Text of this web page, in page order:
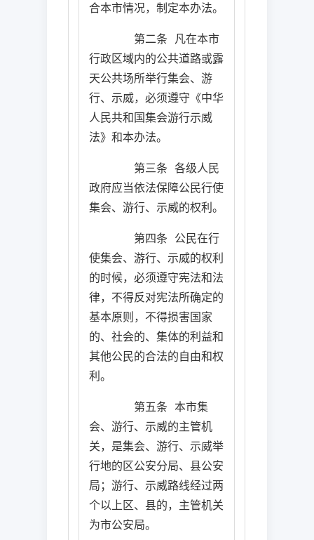
合本市情况，制定本办法。
第二条 凡在本市
行政区域内的公共道路或露
天公共场所举行集会、游
行、示威，必须遵守《中华
人民共和国集会游行示威
法》和本办法。
第三条 各级人民
政府应当依法保障公民行使
集会、游行、示威的权利。
第四条 公民在行
使集会、游行、示威的权利
的时候，必须遵守宪法和法
律，不得反对宪法所确定的
基本原则，不得损害国家
的、社会的、集体的利益和
其他公民的合法的自由和权
利。
第五条 本市集
会、游行、示威的主管机
关，是集会、游行、示威举
行地的区公安分局、县公安
局；游行、示威路线经过两
个以上区、县的，主管机关
为市公安局。